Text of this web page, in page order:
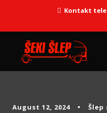
Kontakt
August 12, 2024 • Šlep